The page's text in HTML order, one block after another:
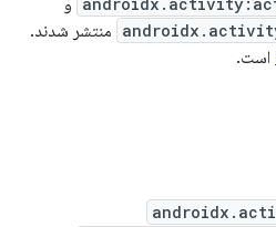
و
منتشر شدند.
است.